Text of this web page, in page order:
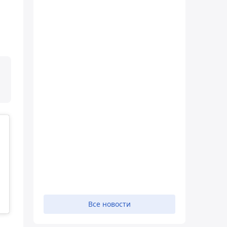
Все новости